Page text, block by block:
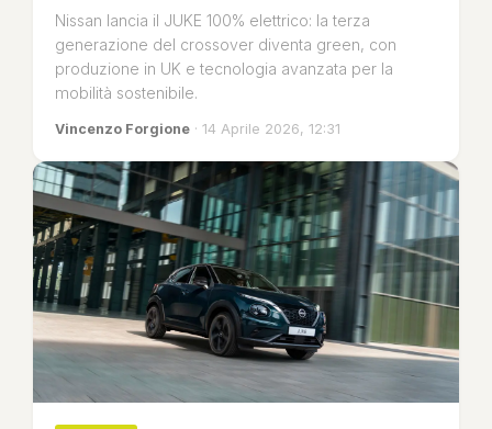
Nissan lancia il JUKE 100% elettrico: la terza
generazione del crossover diventa green, con
produzione in UK e tecnologia avanzata per la
mobilità sostenibile.
Vincenzo Forgione · 14 Aprile 2026, 12:31